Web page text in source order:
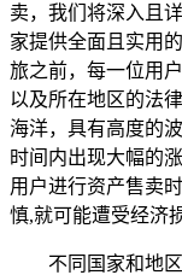
卖，我们将深入且
家提供全面且实用
旅之前，每一位用
以及所在地区的法
海洋，具有高度的
时间内出现大幅的
用户进行资产售卖
慎,就可能遭受经济
不同国家和地